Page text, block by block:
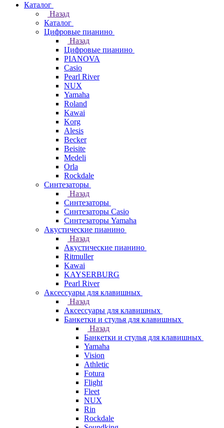
Каталог
Назад
Каталог
Цифровые пианино
Назад
Цифровые пианино
PIANOVA
Casio
Pearl River
NUX
Yamaha
Roland
Kawai
Korg
Alesis
Becker
Beisite
Medeli
Orla
Rockdale
Синтезаторы
Назад
Синтезаторы
Синтезаторы Casio
Синтезаторы Yamaha
Акустические пианино
Назад
Акустические пианино
Ritmuller
Kawai
KAYSERBURG
Pearl River
Аксессуары для клавишных
Назад
Аксессуары для клавишных
Банкетки и стулья для клавишных
Назад
Банкетки и стулья для клавишных
Yamaha
Vision
Athletic
Fotura
Flight
Fleet
NUX
Rin
Rockdale